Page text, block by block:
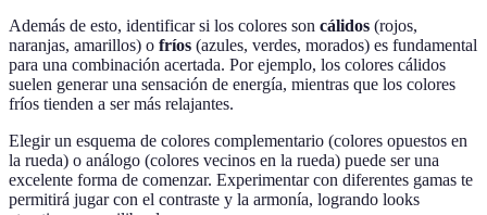
Además de esto, identificar si los colores son cálidos (rojos,
naranjas, amarillos) o fríos (azules, verdes, morados) es fundamental
para una combinación acertada. Por ejemplo, los colores cálidos
suelen generar una sensación de energía, mientras que los colores
fríos tienden a ser más relajantes.
Elegir un esquema de colores complementario (colores opuestos en
la rueda) o análogo (colores vecinos en la rueda) puede ser una
excelente forma de comenzar. Experimentar con diferentes gamas te
permitirá jugar con el contraste y la armonía, logrando looks